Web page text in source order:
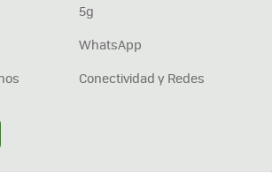
5g
WhatsApp
Conectividad y Redes